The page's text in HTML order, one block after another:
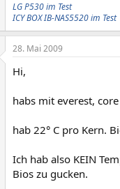
LG P530 im Test
ICY BOX IB-NAS5520 im Test
28. Mai 2009
Hi,
habs mit everest,
hab 22° C pro Kern.
Ich hab also KEIN
Bios zu gucken.